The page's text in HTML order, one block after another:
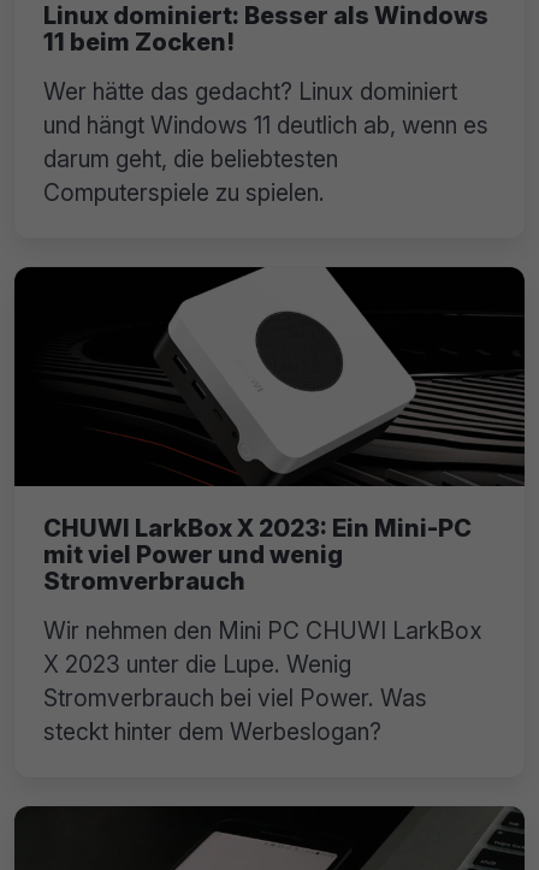
Linux dominiert: Besser als Windows
11 beim Zocken!
Wer hätte das gedacht? Linux dominiert
und hängt Windows 11 deutlich ab, wenn es
darum geht, die beliebtesten
Computerspiele zu spielen.
CHUWI LarkBox X 2023: Ein Mini-PC
mit viel Power und wenig
Stromverbrauch
Wir nehmen den Mini PC CHUWI LarkBox
X 2023 unter die Lupe. Wenig
Stromverbrauch bei viel Power. Was
steckt hinter dem Werbeslogan?